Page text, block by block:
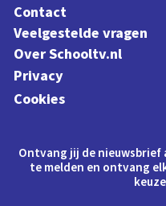
Contact
Veelgestelde vragen
Over Schooltv.nl
Privacy
Cookies
Ontvang jij de nieuwsbrief
te melden en ontvang